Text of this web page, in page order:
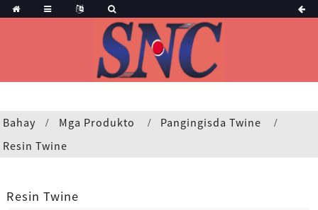
Bahay Mga Produkto
Pangingisda Twine
Resin Twine
Resin Twine